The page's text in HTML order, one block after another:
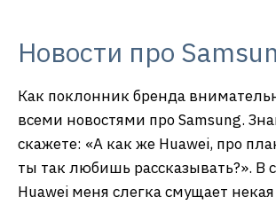
Новости про
Как поклонник бренда
всеми новостями про Samsung.
скажете: «А как же Huawei, про
ты так любишь рассказывать?». В
Huawei меня слегка смущает некая